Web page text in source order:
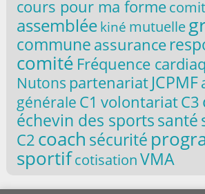
cours pour ma forme
assemblée kiné mutuelle
commune assurance
comité Fréquence
Nutons partenariat JCPMF
générale C1 volontariatC3
échevin des sportssanté
C2 coach sécurité
sportifcotisationVMA